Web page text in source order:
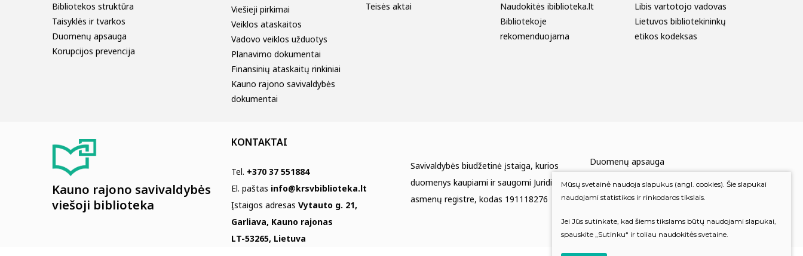
Bibliotekos struktūra
Taisyklės ir tvarkos
Duomenų apsauga
Korupcijos prevencija
Viešieji pirkimai
Veiklos ataskaitos
Vadovo veiklos užduotys
Planavimo dokumentai
Finansinių ataskaitų rinkiniai
Kauno rajono savivaldybės
dokumentai
Teisės aktai
Naudokitės ibiblioteka.lt
Bibliotekoje
rekomenduojama
Libis vartotojo vadovas
Lietuvos bibliotekininkų
etikos kodeksas
Kauno rajono savivaldybės
viešoji biblioteka
KONTAKTAI
Tel. +370 37 551884
El. paštas info@krsvbiblioteka.lt
Įstaigos adresas Vytauto g. 21,
Garliava, Kauno rajonas
LT-53265, Lietuva
Savivaldybės biudžetinė įstaiga, kurios
duomenys kaupiami ir saugomi Juridinių
asmenų registre, kodas 191118276
Duomenų apsauga
Mūsų svetainė naudoja slapukus (angl. cookies). Šie slapukai
naudojami statistikos ir rinkodaros tikslais.
Jei Jūs sutinkate, kad šiems tikslams būtų naudojami slapukai,
spauskite „Sutinku“ ir toliau naudokitės svetaine.